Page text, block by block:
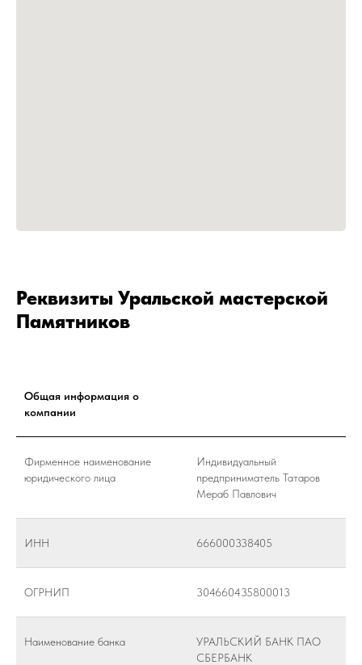
Реквизиты Уральской мастерской
Памятников
Общая информация о
компании
Фирменное наименование
юридического лица
Индивидуальный
предприниматель Татаров
Мераб Павлович
ИНН 666000338405
ОГРНИП 304660435800013
Наименование банка
УРАЛЬСКИЙ БАНК ПАО
СБЕРБАНК